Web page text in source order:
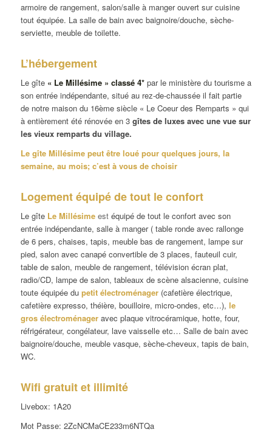
armoire de rangement, salon/salle à manger ouvert sur cuisine
tout équipée. La salle de bain avec baignoire/douche, sèche-
serviette, meuble de toilette.
L’hébergement
Le gîte« Le Millésime » classé 4* par le ministère du tourisme a
son entrée indépendante, situé au rez-de-chaussée il fait partie
de notre maison du 16ème siècle « Le Coeur des Remparts » qui
à entièrement été rénovée en 3 gîtes de luxes avec une vue sur
les vieux remparts du village.
Le gîte Millésime peut être loué pour quelques jours, la
semaine, au mois; c’est à vous de choisir
Logement équipé de tout le confort
Le gîteLe Millésime est équipé de tout le confort avec son
entrée indépendante, salle à manger ( table ronde avec rallonge
de 6 pers, chaises, tapis, meuble bas de rangement, lampe sur
pied, salon avec canapé convertible de 3 places, fauteuil cuir,
table de salon, meuble de rangement, télévision écran plat,
radio/CD, lampe de salon, tableaux de scène alsacienne, cuisine
toute équipée du petit électroménager(cafetière électrique,
cafetière expresso, théière, bouilloire, micro-ondes, etc…), le
gros électroménageravec plaque vitrocéramique, hotte, four,
réfrigérateur, congélateur, lave vaisselle etc… Salle de bain avec
baignoire/douche, meuble vasque, sèche-cheveux, tapis de bain,
WC.
Wifi gratuit et illimité
Livebox: 1A20
Mot Passe: 2ZcNCMaCE233m6NTQa